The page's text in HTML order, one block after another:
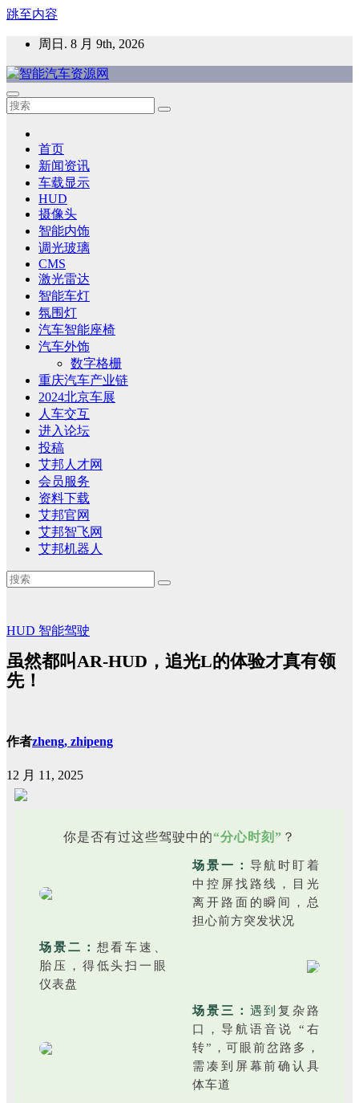
跳至内容
周日. 8 月 9th, 2026
智能汽车资源网
智能表面，智能内饰，新能源汽车，HMI，人车交互，智能车
首页
新闻资讯
车载显示
HUD
摄像头
智能内饰
调光玻璃
CMS
激光雷达
智能车灯
氛围灯
汽车智能座椅
汽车外饰
数字格栅
重庆汽车产业链
2024北京车展
人车交互
进入论坛
投稿
艾邦人才网
会员服务
资料下载
艾邦官网
艾邦智飞网
艾邦机器人
HUD 智能驾驶
虽然都叫AR-HUD，追光L的体验才真有领
先！
作者zheng, zhipeng
12 月 11, 2025
你是否有过这些驾驶中的“分心时刻” ？
场景一： 导航时盯着
中控屏找路线，目光
离开路面的瞬间，总
担心前方突发状况
场景二： 想看车速、
胎压，得低头扫一眼
仪表盘
场景三： 遇到复杂路
口，导航语音说 “右
转”，可眼前岔路多，
需凑到屏幕前确认具
体车道